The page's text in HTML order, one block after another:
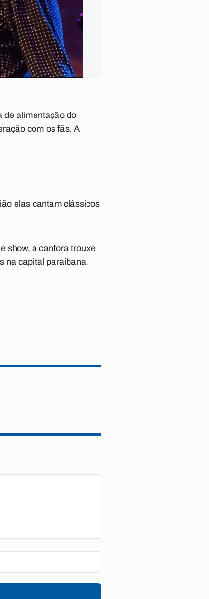
de alimentação do
com os fãs. A
elas cantam clássicos
show, a cantora trouxe
na capital paraibana.